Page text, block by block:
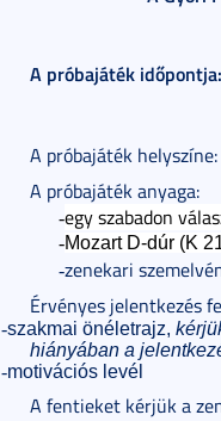
A próbajáték időpontja:
A próbajáték
A próbajáték anyaga:
-egy szabadon
-Mozart D-dúr (K
-zenekari
Érvényes jelentkezés
-szakmai önéletrajz,
hiányában a
-motivációs levél
A fentieket kérjük a